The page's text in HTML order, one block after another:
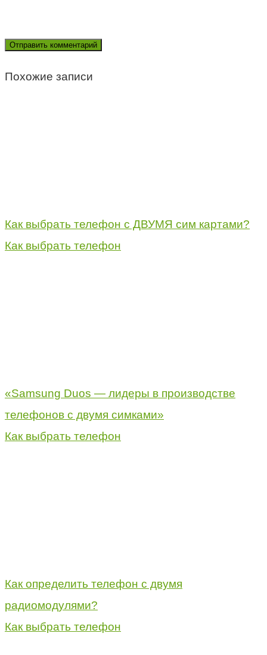
Похожие записи
Как выбрать телефон с ДВУМЯ сим картами?
Как выбрать телефон
«Samsung Duos — лидеры в производстве
телефонов с двумя симками»
Как выбрать телефон
Как определить телефон с двумя
радиомодулями?
Как выбрать телефон